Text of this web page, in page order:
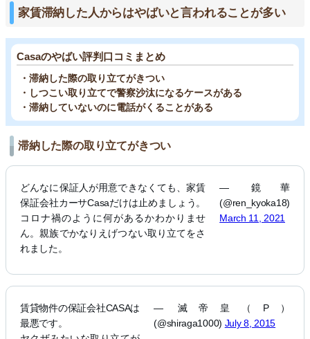
家賃滞納した人からはやばいと言われることが多い
Casaのやばい評判口コミまとめ
・滞納した際の取り立てがきつい
・しつこい取り立てで警察沙汰になるケースがある
・滞納していないのに電話がくることがある
滞納した際の取り立てがきつい
どんなに保証人が用意できなくても、家賃
保証会社カーサCasaだけは止めましょう。
コロナ禍のように何があるかわかりませ
ん。親族でかなりえげつない取り立てをさ
れました。
— 鏡華
(@ren_kyoka18)
March 11, 2021
賃貸物件の保証会社CASAは
最悪です。
— 滅帝皇（P）
(@shiraga1000) July 8, 2015